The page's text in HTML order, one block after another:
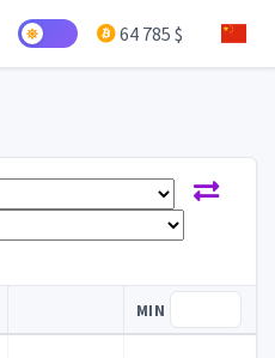
64 785 $
MIN